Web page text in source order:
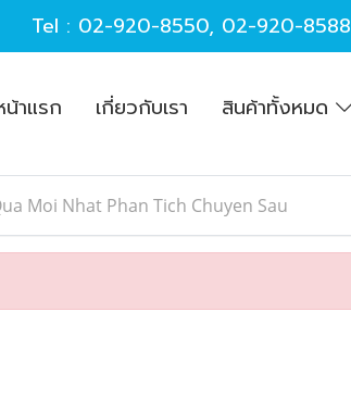
Tel : 02-920-8550, 02-920-8588
น้าแรก เกี่ยวกับเรา สินค้าทั้งหมด
Moi Nhat Phan Tich Chuyen Sau